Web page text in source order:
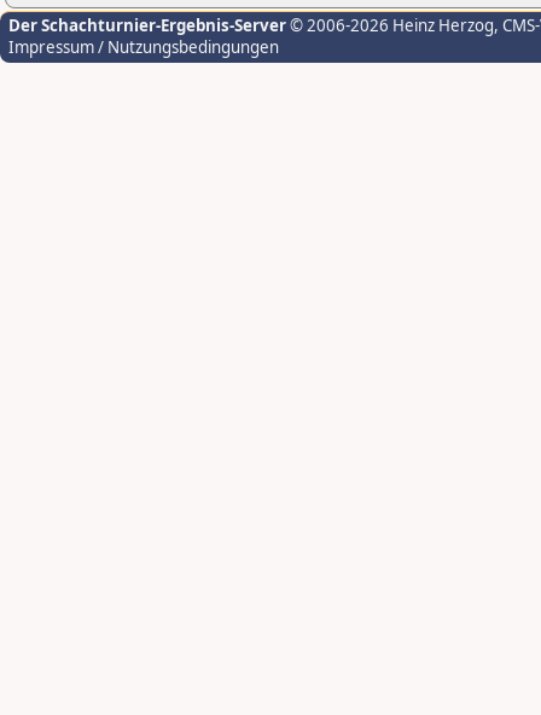
Der Schachturnier-Ergebnis-Server© 2006-2026 Heinz Herzog,
Impressum / Nutzungsbedingungen